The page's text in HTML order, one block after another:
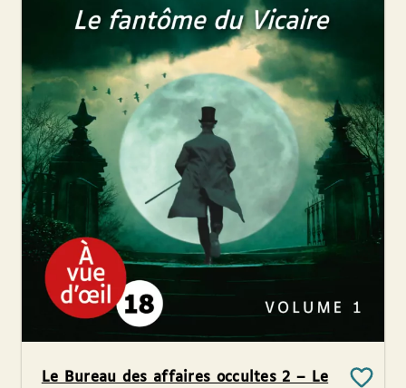
Le Bureau des affaires occultes 2 – Le